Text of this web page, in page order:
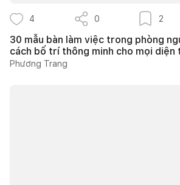
4 0 2
30 mẫu bàn làm việc trong phòng
cách bố trí thông minh cho mọi diện
Phương Trang